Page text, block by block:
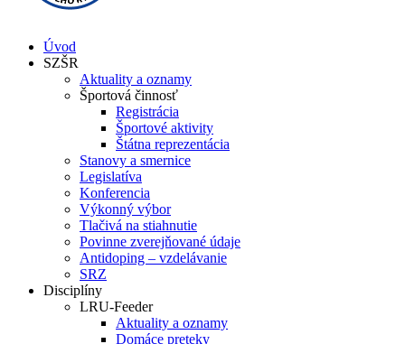
Úvod
SZŠR
Aktuality a oznamy
Športová činnosť
Registrácia
Športové aktivity
Štátna reprezentácia
Stanovy a smernice
Legislatíva
Konferencia
Výkonný výbor
Tlačivá na stiahnutie
Povinne zverejňované údaje
Antidoping – vzdelávanie
SRZ
Disciplíny
LRU-Feeder
Aktuality a oznamy
Domáce preteky